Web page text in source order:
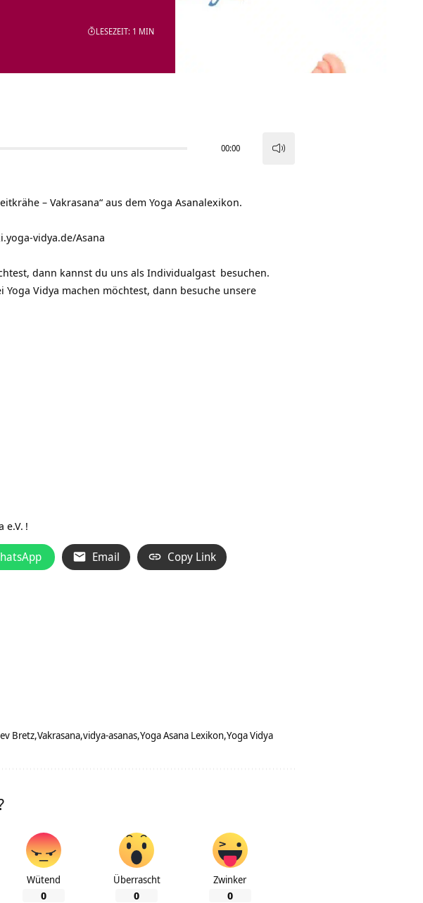
LESEZEIT: 1 MIN
00:00
– Vakrasana“ aus dem Yoga Asanalexikon.
vidya.de/Asana
dann kannst du uns als Individualgast besuchen.
Vidya machen möchtest, dann besuche unsere
e.V. !
Email Copy Link
Bretz Vakrasana vidya-asanas Yoga Asana Lexikon Yoga Vidya
Wütend
0
Überrascht
0
Zwinker
0